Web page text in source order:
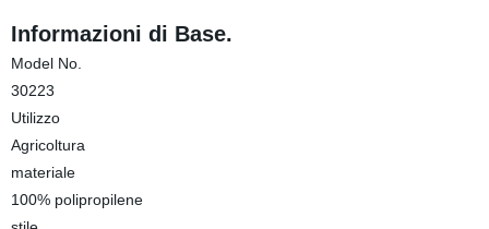
Informazioni di Base.
Model No.
30223
Utilizzo
Agricoltura
materiale
100% polipropilene